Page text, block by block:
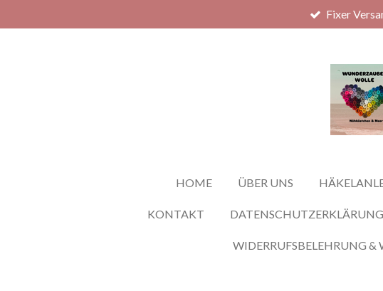
Hauptinhalt
Fixer
HOME ÜBER UNS
KONTAKT DATENSCHUTZERKLÄRUNG
WIDERRUFSBELEHRUNG &